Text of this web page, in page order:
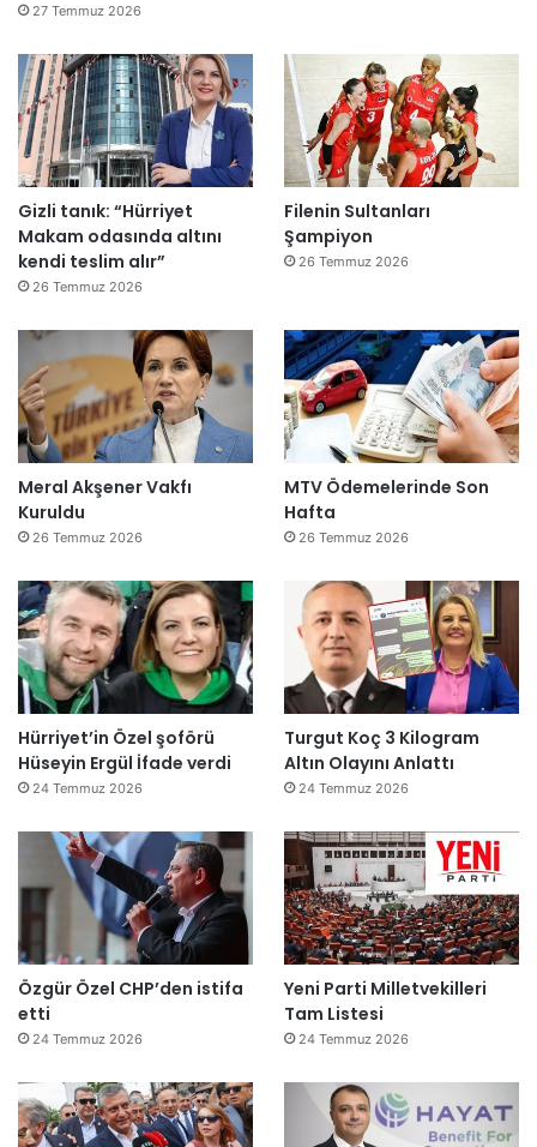
27 Temmuz 2026
Gizli tanık: “Hürriyet
Makam odasında altını
kendi teslim alır”
26 Temmuz 2026
Filenin Sultanları
Şampiyon
26 Temmuz 2026
Meral Akşener Vakfı
Kuruldu
26 Temmuz 2026
MTV Ödemelerinde Son
Hafta
26 Temmuz 2026
Hürriyet’in Özel şoförü
Hüseyin Ergül İfade verdi
24 Temmuz 2026
Turgut Koç 3 Kilogram
Altın Olayını Anlattı
24 Temmuz 2026
Özgür Özel CHP’den istifa
etti
24 Temmuz 2026
Yeni Parti Milletvekilleri
Tam Listesi
24 Temmuz 2026